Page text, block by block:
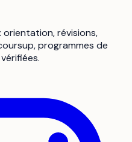
orientation, révisions,
programmes de